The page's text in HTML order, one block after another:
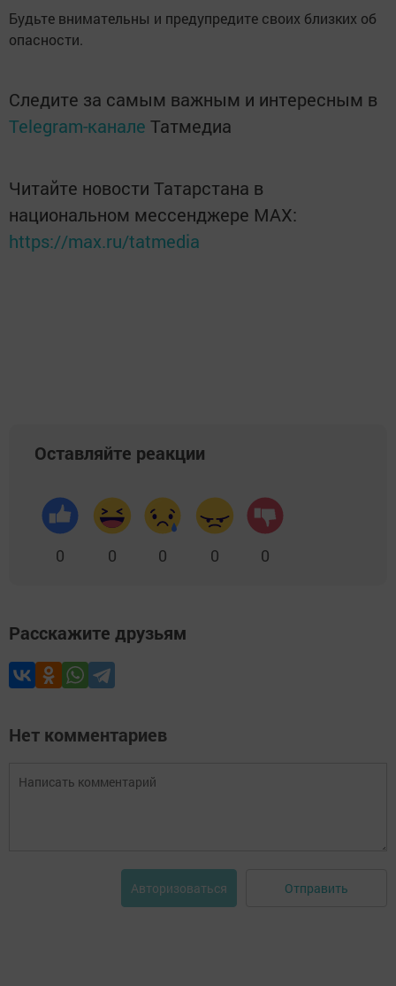
Будьте внимательны и предупредите своих близких об
опасности.
Следите за самым важным и интересным в
Telegram-канале Татмедиа
Читайте новости Татарстана в
национальном мессенджере MАХ:
https://max.ru/tatmedia
Оставляйте реакции
0 0 0 0 0
Расскажите друзьям
Нет комментариев
Авторизоваться Отправить